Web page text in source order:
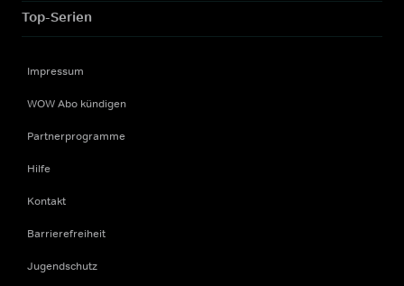
Top-Serien
Impressum
WOW Abo kündigen
Partnerprogramme
Hilfe
Kontakt
Barrierefreiheit
Jugendschutz